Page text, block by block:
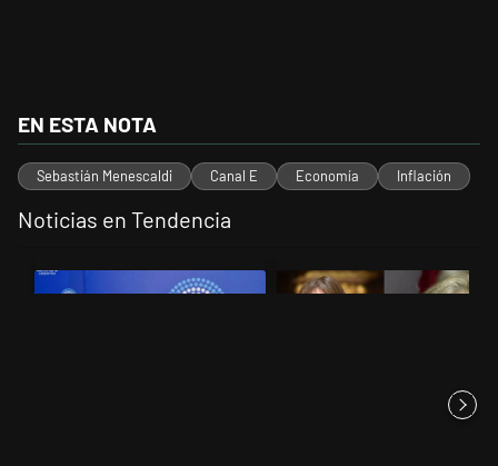
EN ESTA NOTA
Sebastián Menescaldi Canal E Economía Inflación
Noticias en Tendencia
Un artículo de tendencia con el título "Ley de Tierras: ante el riesgo
Un artículo de tendencia con